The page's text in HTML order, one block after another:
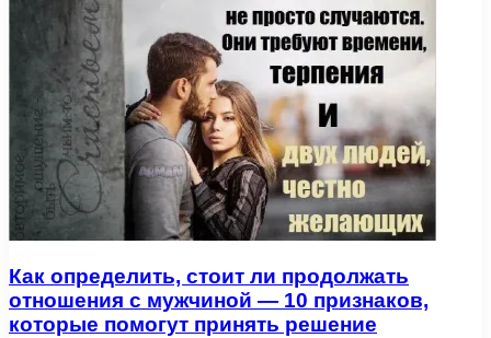
Как определить, стоит ли продолжать
отношения с мужчиной — 10 признаков,
которые помогут принять решение